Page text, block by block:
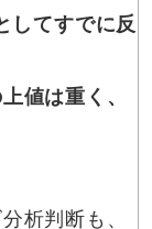
してすでに反
値は重く、
析判断も、